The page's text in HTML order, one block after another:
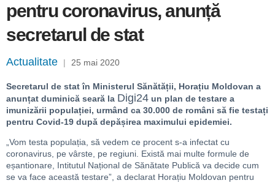
pentru coronavirus, anunță
secretarul de stat
Actualitate | 25 mai 2020
Secretarul de stat în Ministerul Sănătății, Horațiu Moldovan a
anunțat duminică seară la Digi24 un plan de testare a
imunizării populației, urmând ca 30.000 de români să fie testați
pentru Covid-19 după depășirea maximului epidemiei.
„Vom testa populația, să vedem ce procent s-a infectat cu
coronavirus, pe vârste, pe regiuni. Există mai multe formule de
eșantionare, Intitutul Național de Sănătate Publică va decide cum
se va face această testare”, a declarat Horațiu Moldovan pentru